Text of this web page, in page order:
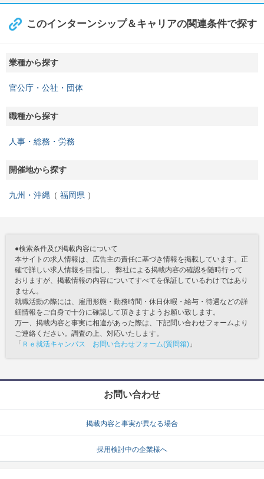
このインターンシップ＆キャリアの関連条件で探す
業種から探す
官公庁・公社・団体
職種から探す
人事・総務・労務
開催地から探す
九州・沖縄 福岡県
●検索条件及び掲載内容について
本サイトの求人情報は、広告主の責任に基づき情報を掲載しています。正
確で詳しい求人情報を目指し、 弊社による掲載内容の確認を随時行って
おりますが、掲載情報の内容についてすべてを保証しているわけではあり
ません。
就職活動の際には、雇用形態・勤務時間・休日休暇・給与・待遇などの詳
細情報をご自身で十分に確認して頂きますようお願い致します。
万一、掲載内容と事実に相違があった際は、下記問い合わせフォームより
ご連絡ください。調査の上、対応いたします。
「 Ｒｅ就活キャンパス お問い合わせフォーム(質問箱) 」
お問い合わせ
掲載内容と事実が異なる場合
採用検討中の企業様へ